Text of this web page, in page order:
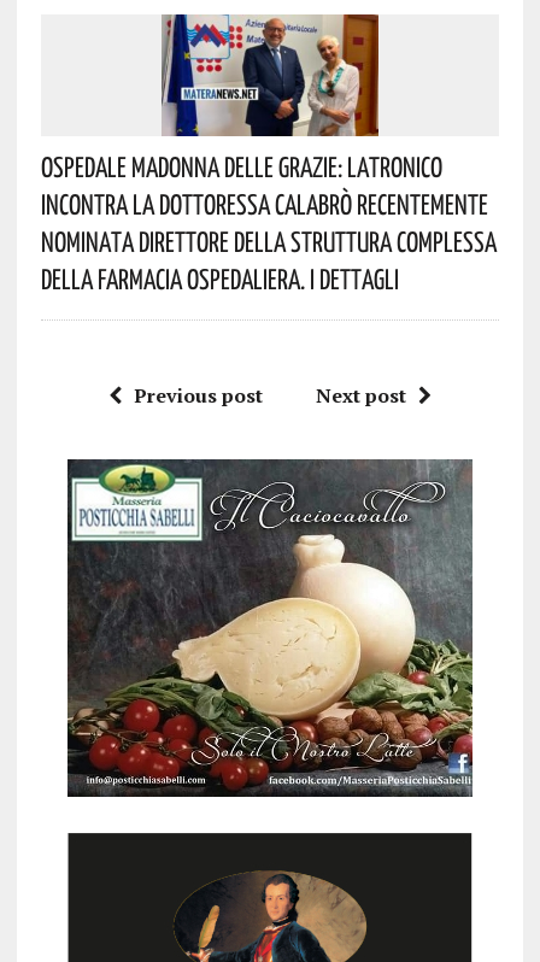
Ospedale Madonna Delle Grazie: Latronico
Incontra La Dottoressa Calabrò Recentemente
Nominata Direttore Della Struttura Complessa
Della Farmacia Ospedaliera. I Dettagli
Previous post Next post